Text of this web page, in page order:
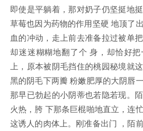
即使是平躺着，那对奶子仍坚挺地
草莓也因为药物的作用坚硬 地顶了
血的冲动，走上前去准备拉过被单
却迷迷糊糊地翻了个 身，却恰好
上，原本被阴毛挡住的桃园秘境就
黑的阴毛下两瓣 粉嫩肥厚的大阴唇
那早已勃起的小阴蒂也若隐若现。
火热，胯 下那条巨棍啪地直立，连
这诱人的肉体上。刚准备出门 ，陌